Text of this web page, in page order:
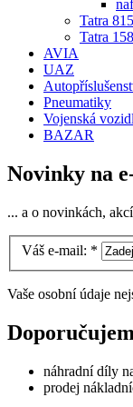
Tatra
Tatra
AVIA
UAZ
Pneumatiky
Vojenská
BAZAR
Novinky na
... a o novinkách,
Váš e-mail: *
Vaše osobní údaje
náhradní díly
prodej